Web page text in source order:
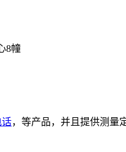
8幢
话，等产品，并且提供测量